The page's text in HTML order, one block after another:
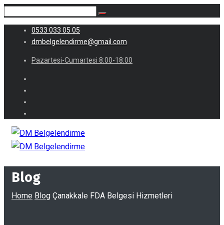
0533 033 05 05
dmbelgelendirme@gmail.com
Pazartesi-Cumartesi 8:00-18:00
Blog
Home Blog Çanakkale FDA Belgesi Hizmetleri